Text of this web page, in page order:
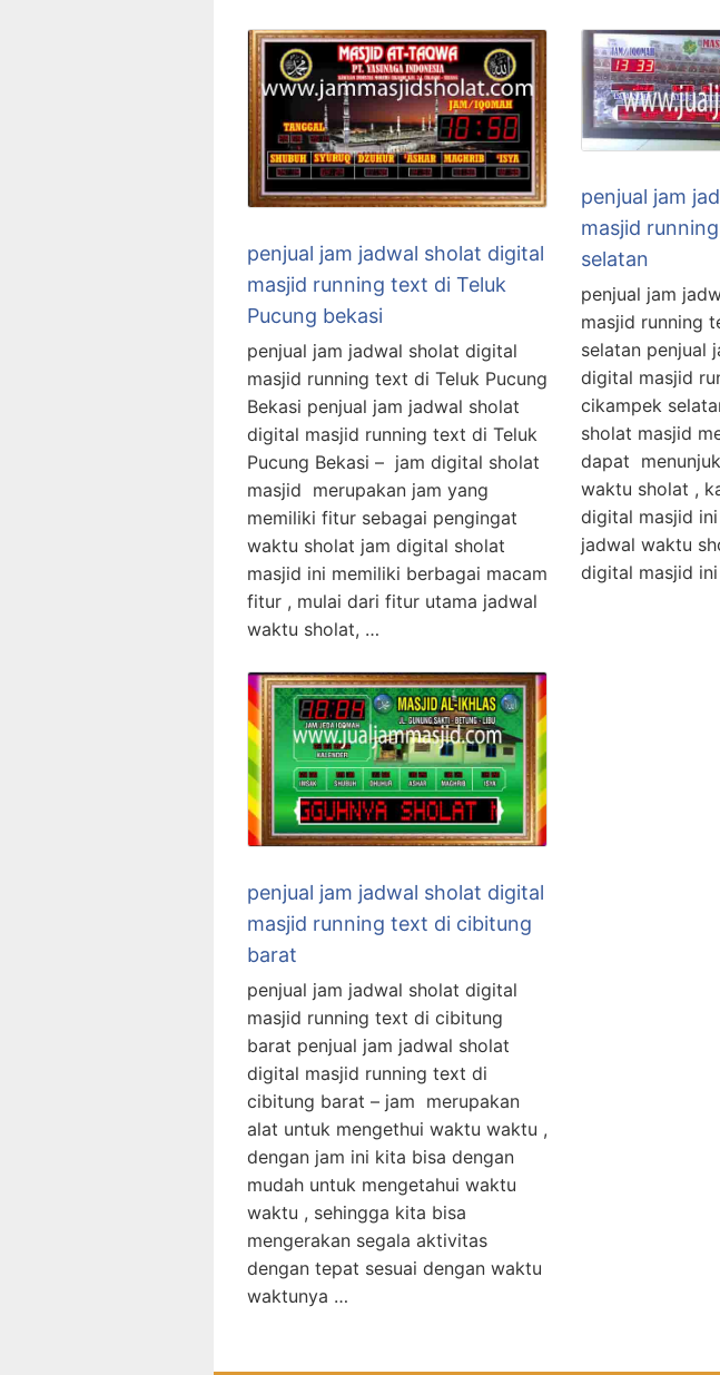
penjual jam jadwal sholat digital
masjid running text di Teluk
Pucung bekasi
penjual jam jadwal sholat digital
masjid running text di Teluk Pucung
Bekasi penjual jam jadwal sholat
digital masjid running text di Teluk
Pucung Bekasi – jam digital sholat
masjid merupakan jam yang
memiliki fitur sebagai pengingat
waktu sholat jam digital sholat
masjid ini memiliki berbagai macam
fitur , mulai dari fitur utama jadwal
waktu sholat, …
penjual jam
masjid
selatan
penjual jam
masjid running
selatan penjual
digital masjid
cikampek
sholat masjid
dapat
waktu sholat ,
digital masjid
jadwal waktu
digital masjid
penjual jam jadwal sholat digital
masjid running text di cibitung
barat
penjual jam jadwal sholat digital
masjid running text di cibitung
barat penjual jam jadwal sholat
digital masjid running text di
cibitung barat – jam merupakan
alat untuk mengethui waktu waktu ,
dengan jam ini kita bisa dengan
mudah untuk mengetahui waktu
waktu , sehingga kita bisa
mengerakan segala aktivitas
dengan tepat sesuai dengan waktu
waktunya …